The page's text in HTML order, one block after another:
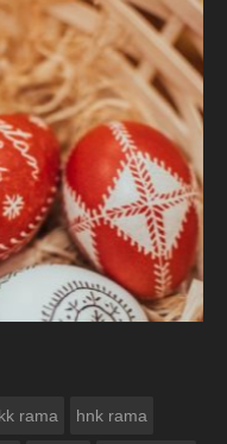
rama hnk rama